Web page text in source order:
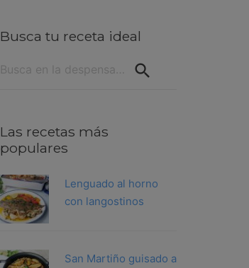
Busca tu receta ideal
Las recetas más
populares
Lenguado al horno
con langostinos
San Martiño guisado a